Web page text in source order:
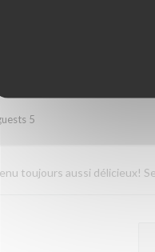
ce resto pour le servir,
préparé avec soin.
5
toujours aussi délicieux!